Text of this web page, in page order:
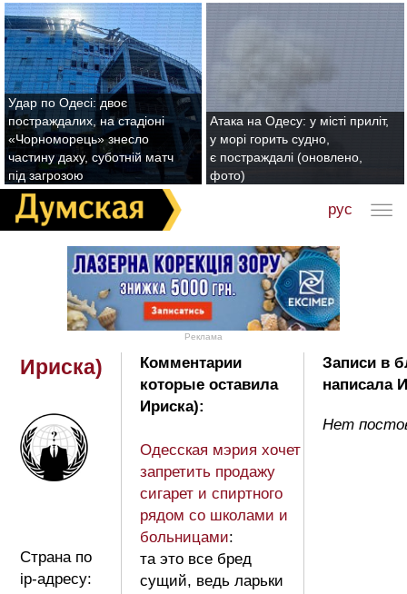
Удар по Одесі: двоє
постраждалих, на стадіоні
«Чорноморець» знесло
частину даху, суботній матч
під загрозою
Атака на Одесу: у місті приліт,
у морі горить судно,
є постраждалі (оновлено,
фото)
рус
Реклама
Ириска)
Страна по
ip-адресу:
Комментарии
которые оставила
Ириска):
Одесская мэрия хочет
запретить продажу
сигарет и спиртного
рядом со школами и
больницами:
та это все бред
сущий, ведь ларьки
Записи в
написала
Нет